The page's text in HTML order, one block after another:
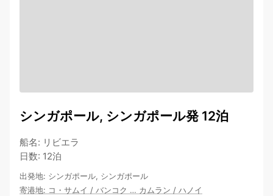
シンガポール, シンガポール発 12泊
船名: リビエラ
日数: 12泊
出発地: シンガポール, シンガポール
寄港地: コ・サムイ / バンコク … カムラン / ハノイ